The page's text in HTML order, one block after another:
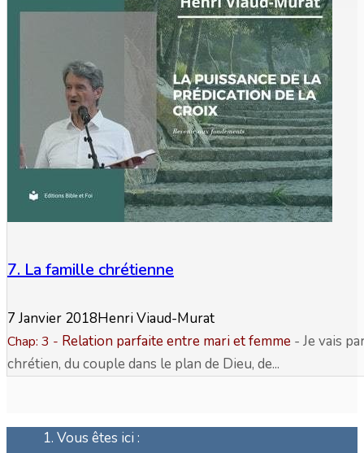
7. La famille chrétienne
7 Janvier 2018Henri Viaud-Murat
Chap: 3 - Relation parfaite entre mari et femme - Je vais
chrétien, du couple dans le plan de Dieu, de...
Vous êtes ici :